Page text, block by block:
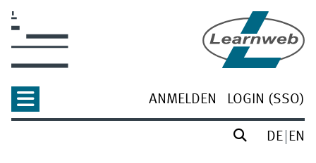
ANMELDEN LOGIN (SSO)
DE EN